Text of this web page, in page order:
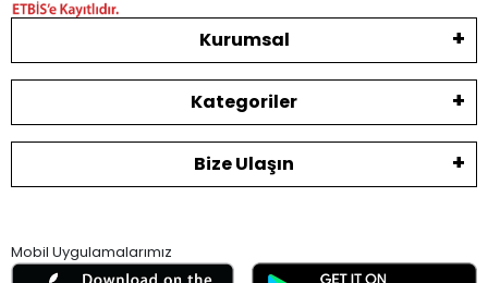
Kurumsal
Kategoriler
Bize Ulaşın
Mobil Uygulamalarımız